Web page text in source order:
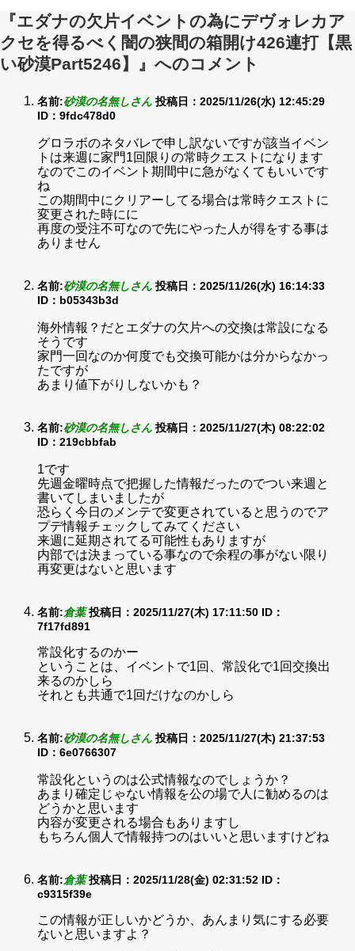
『エダナの欠片イベントの為にデヴォレカア
クセを得るべく闇の狭間の箱開け426連打【黒
い砂漠Part5246】』へのコメント
名前:砂漠の名無しさん 投稿日：2025/11/26(水) 12:45:29
ID：9fdc478d0
グロラボのネタバレで申し訳ないですが該当イベン
トは来週に家門1回限りの常時クエストになります
なのでこのイベント期間中に急がなくてもいいです
ね
この期間中にクリアーしてる場合は常時クエストに
変更された時にに
再度の受注不可なので先にやった人が得をする事は
ありません
名前:砂漠の名無しさん 投稿日：2025/11/26(水) 16:14:33
ID：b05343b3d
海外情報？だとエダナの欠片への交換は常設になる
そうです
家門一回なのか何度でも交換可能かは分からなかっ
たですが
あまり値下がりしないかも？
名前:砂漠の名無しさん 投稿日：2025/11/27(木) 08:22:02
ID：219cbbfab
1です
先週金曜時点で把握した情報だったのでつい来週と
書いてしまいましたが
恐らく今日のメンテで変更されていると思うのでア
プデ情報チェックしてみてください
来週に延期されてる可能性もありますが
内部では決まっている事なので余程の事がない限り
再変更はないと思います
名前:倉葉 投稿日：2025/11/27(木) 17:11:50 ID：
7f17fd891
常設化するのかー
ということは、イベントで1回、常設化で1回交換出
来るのかしら
それとも共通で1回だけなのかしら
名前:砂漠の名無しさん 投稿日：2025/11/27(木) 21:37:53
ID：6e0766307
常設化というのは公式情報なのでしょうか？
あまり確定じゃない情報を公の場で人に勧めるのは
どうかと思います
内容が変更される場合もありますし
もちろん個人で情報持つのはいいと思いますけどね
名前:倉葉 投稿日：2025/11/28(金) 02:31:52 ID：
c9315f39e
この情報が正しいかどうか、あんまり気にする必要
ないと思いますよ？